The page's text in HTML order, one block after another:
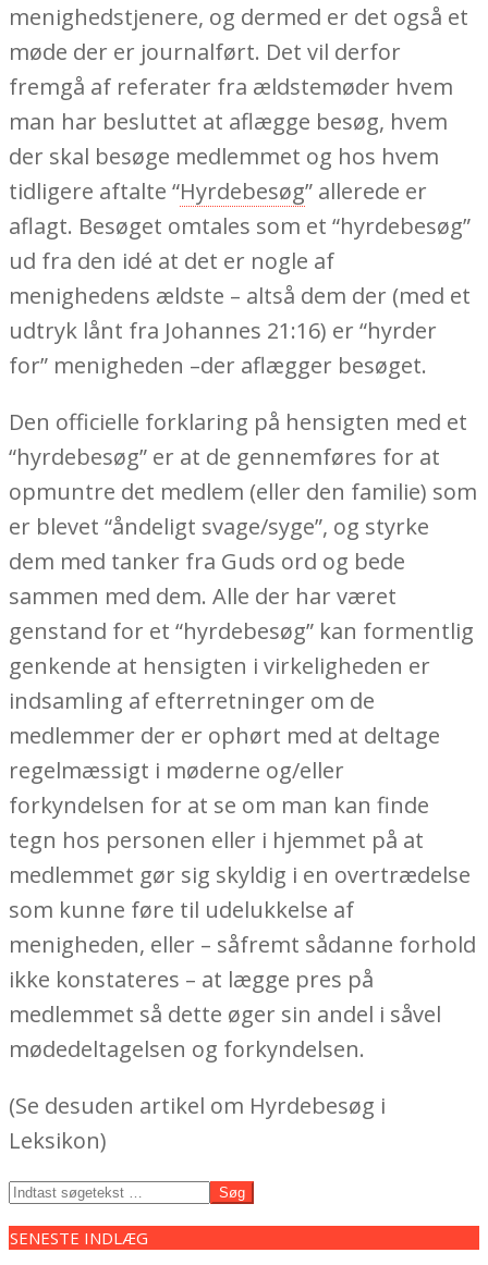
menighedstjenere, og dermed er det også et
møde der er journalført. Det vil derfor
fremgå af referater fra ældstemøder hvem
man har besluttet at aflægge besøg, hvem
der skal besøge medlemmet og hos hvem
tidligere aftalte “Hyrdebesøg” allerede er
aflagt. Besøget omtales som et “hyrdebesøg”
ud fra den idé at det er nogle af
menighedens ældste – altså dem der (med et
udtryk lånt fra Johannes 21:16) er “hyrder
for” menigheden –der aflægger besøget.
Den officielle forklaring på hensigten med et
“hyrdebesøg” er at de gennemføres for at
opmuntre det medlem (eller den familie) som
er blevet “åndeligt svage/syge”, og styrke
dem med tanker fra Guds ord og bede
sammen med dem. Alle der har været
genstand for et “hyrdebesøg” kan formentlig
genkende at hensigten i virkeligheden er
indsamling af efterretninger om de
medlemmer der er ophørt med at deltage
regelmæssigt i møderne og/eller
forkyndelsen for at se om man kan finde
tegn hos personen eller i hjemmet på at
medlemmet gør sig skyldig i en overtrædelse
som kunne føre til udelukkelse af
menigheden, eller – såfremt sådanne forhold
ikke konstateres – at lægge pres på
medlemmet så dette øger sin andel i såvel
mødedeltagelsen og forkyndelsen.
(Se desuden artikel om Hyrdebesøg i
Leksikon)
2022-
03
Søg
SENESTE INDLÆG